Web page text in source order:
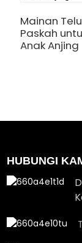
Mainan
Paskah
Anak Anjing
HUBUNGI